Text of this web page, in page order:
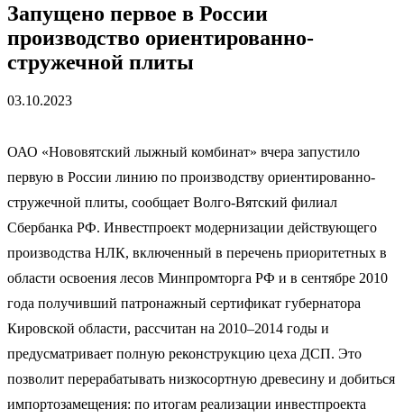
Запущено первое в России
производство ориентированно-
стружечной плиты
03.10.2023
ОАО «Нововятский лыжный комбинат» вчера запустило
первую в России линию по производству ориентированно-
стружечной плиты, сообщает Волго-Вятский филиал
Сбербанка РФ. Инвестпроект модернизации действующего
производства НЛК, включенный в перечень приоритетных в
области освоения лесов Минпромторга РФ и в сентябре 2010
года получивший патронажный сертификат губернатора
Кировской области, рассчитан на 2010–2014 годы и
предусматривает полную реконструкцию цеха ДСП. Это
позволит перерабатывать низкосортную древесину и добиться
импортозамещения: по итогам реализации инвестпроекта